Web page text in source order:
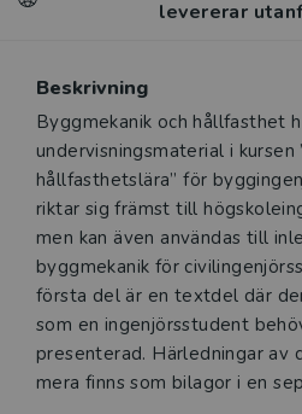
levererar
Beskrivning
Beskrivning
Byggmekanik och hållfasthet
undervisningsmaterial i kursen
hållfasthetslära” för
riktar sig främst till
men kan även användas till
byggmekanik för
första del är en textdel där
som en ingenjörsstudent
presenterad. Härledningar av
mera finns som bilagor i en